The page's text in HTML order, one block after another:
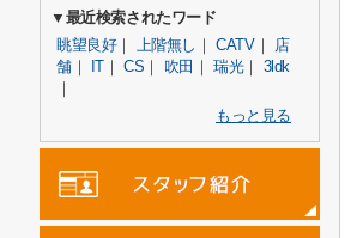
▼最近検索されたワード
眺望良好｜ 上階無し ｜CATV｜ 店
舗｜ IT ｜CS ｜ 吹田 ｜瑞光｜ 3ldk
｜
もっと見る